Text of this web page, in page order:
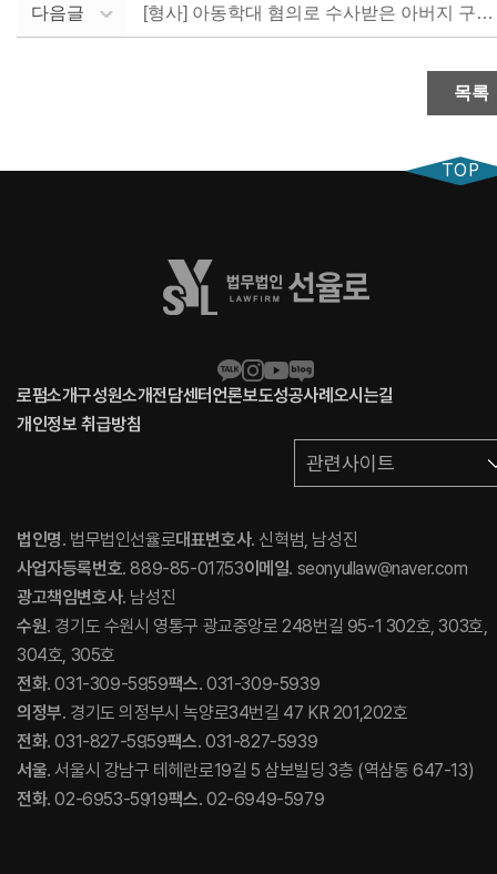
다음글 [형사] 아동학대 혐의로 수사받은 아버지 구제 - 불처....
목록
로펌소개구성원소개전담센터언론보도성공사례 오시는길
개인정보 취급방침
관련사이트
법인명. 법무법인선율로대표변호사. 신혁범, 남성진
사업자등록번호. 889-85-01753이메일. seonyullaw@naver.com
광고책임변호사. 남성진
수원. 경기도 수원시 영통구 광교중앙로 248번길 95-1 302호, 303호,
304호, 305호
전화. 031-309-5959팩스. 031-309-5939
의정부. 경기도 의정부시 녹양로34번길 47 KR 201,202호
전화. 031-827-5959팩스. 031-827-5939
서울. 서울시 강남구 테헤란로19길 5 삼보빌딩 3층 (역삼동 647-13)
전화. 02-6953-5919팩스. 02-6949-5979
TOP